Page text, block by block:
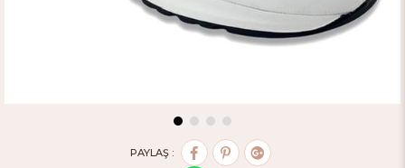
PAYLAŞ :